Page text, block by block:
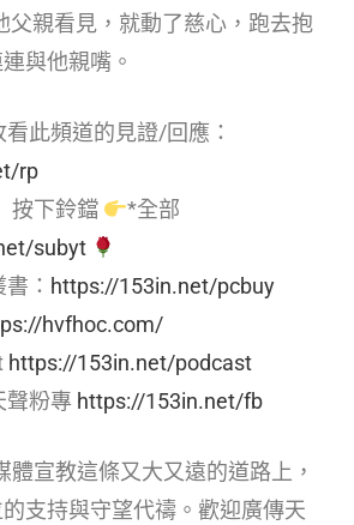
父親看見，就動了慈心，跑去抱
與他親嘴。
此頻道的見證/回應：
rp
按下鈴鐺
*全部
subyt
： https://153in.net/pcbuy
hvfhoc.com/
https://153in.net/podcast
聲粉專 https://153in.net/fb
體宣教這條又大又遠的道路上，
支持與守望代禱。歡迎廣傳天